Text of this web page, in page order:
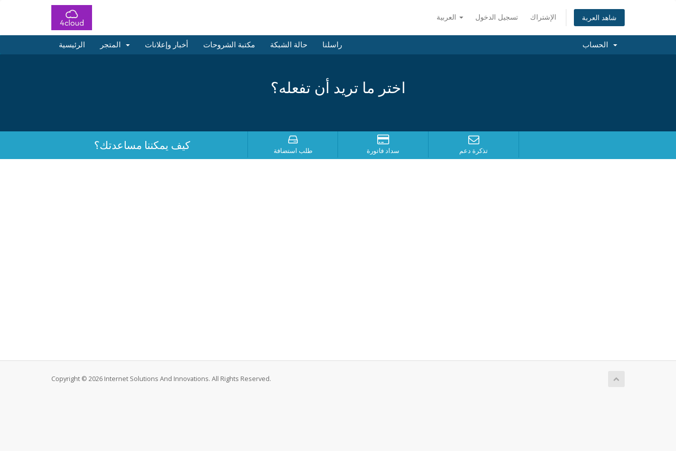
تسجيل الدخول الإشتراك شاهد العربة
الرئيسية أخبار وإعلانات مكتبة الشروحات حالة الشبكة راسلنا
اختر ما تريد أن تفعله؟
كيف يمكننا مساعدتك؟ طلب استضافة سداد فاتورة تذكرة دعم
Copyright © 2026 Internet Solutions And Innovations. All Rights Reserved.